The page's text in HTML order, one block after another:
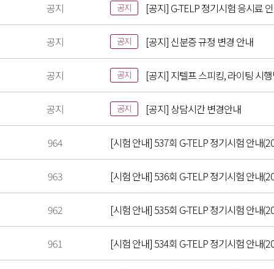
공지 공지 [공지] G-TELP 정기시험 응시료
공지 공지 [공지] 신분증 규정 변경 안내
공지 공지 [공지] 지텔프 스피킹, 라이팅 시
공지 공지 [공지] 상담시간 변경안내
964 [시험 안내] 537회 G-TELP 정기시험 안내
963 [시험 안내] 536회 G-TELP 정기시험 안내
962 [시험 안내] 535회 G-TELP 정기시험 안내
961 [시험 안내] 534회 G-TELP 정기시험 안내